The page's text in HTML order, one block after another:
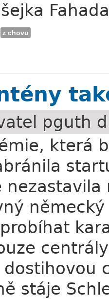
z chovu
pguth
která
německý
stáje